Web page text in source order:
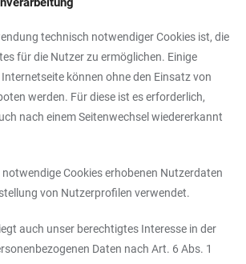
technisch notwendiger Cookies ist, die
für die Nutzer zu ermöglichen. Einige
können ohne den Einsatz von
werden. Für diese ist es erforderlich,
nach einem Seitenwechsel wiedererkannt
Cookies erhobenen Nutzerdaten
von Nutzerprofilen verwendet.
auch unser berechtigtes Interesse in der
Daten nach Art. 6 Abs. 1